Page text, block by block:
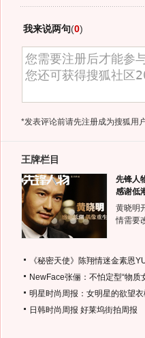
我来说两句(0)
*发表评论前请先注册成为搜狐用
王牌栏目
先锋人
感谢低
黄晓明
情需要
《秘密天使》陈翔情迷金素恩
NewFace张俪：不怕定型“物质
明星时尚周报：女明星的欲望
日韩时尚周报 好莱坞街拍周报